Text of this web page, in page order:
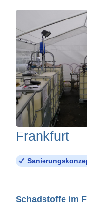
Frankfurt
Schadstoffe im